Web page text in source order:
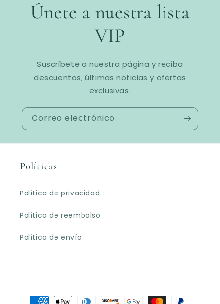
Únete a nuestra lista
VIP
Suscríbete a nuestra página y reciba
descuentos, últimas noticias y ofertas
exclusivas.
Correo electrónico
Políticas
Política de privacidad
Política de reembolso
Política de envío
Formas